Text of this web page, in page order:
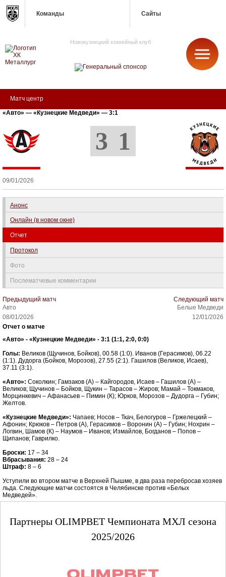
Команды Сайты
Новокузнецкий хоккейный клуб
Матч центр
«Авто» — «Кузнецкие Медведи» — 3:1
3 1
09/01/2026
Анонс
Онлайн (в новом окне)
Отчет
Протокол
Фото
Послематчевые комментарии
Предыдущий матч
Авто
08/01/2026
Следующий матч
Белые Медведи
12/01/2026
Отчет о матче
«Авто» - «Кузнецкие Медведи» - 3:1 (1:1, 2:0, 0:0)
Голы: Великов (Щучинов, Бойков), 00.58 (1:0). Иванов (Герасимов), 06.22
(1:1). Дудорга (Бойков, Морозов), 27.55 (2:1). Гашилов (Великов, Исаев),
37.11 (3:1).
«Авто»: Соколкин; Гамзаков (А) – Кайгородов, Исаев – Гашилов (А) –
Великов; Щучинов – Бойков, Щукин – Тарасов – Жиров; Мамай – Токмаков,
Морцинкевич – Афанасьев – Пимин (К); Юрков, Морозов – Дудорга – Губин;
Желтов.
«Кузнецкие Медведи»: Чапаев; Носов – Ткач, Белогуров – Гржелецкий –
Афонин; Крюков – Петров (А), Герасимов – Воронин (А) – Губин; Нохрин –
Логвин, Шамов (К) – Наумов – Иванов; Измайлов, Богданов – Попов –
Щипанов; Гаврилко.
Броски: 17 – 34
Вбрасывания: 28 – 24
Штраф: 8 – 6
Уступили во втором матче в Верхней Пышме, в два раза перебросав хозяев
льда. Следующие матчи состоятся в Челябинске против «Белых
Медведей».
Партнеры OLIMPBET Чемпионата МХЛ сезона
2025/2026